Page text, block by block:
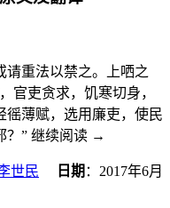
请重法以禁之。上哂之
官吏贪求，饥寒切身，
徭薄赋，选用廉吏，使民
？” 继续阅读 →
世民 日期 ： 2017年6月